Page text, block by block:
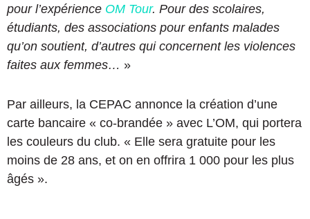
pour l’expérience OM Tour. Pour des scolaires,
étudiants, des associations pour enfants malades
qu’on soutient, d’autres qui concernent les violences
faites aux femmes… »
Par ailleurs, la CEPAC annonce la création d’une
carte bancaire « co-brandée » avec L’OM, qui portera
les couleurs du club. « Elle sera gratuite pour les
moins de 28 ans, et on en offrira 1 000 pour les plus
âgés ».